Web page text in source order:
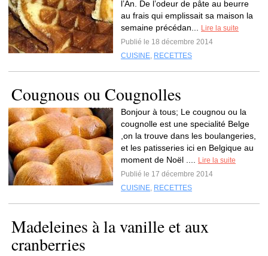
l’An. De l’odeur de pâte au beurre
au frais qui emplissait sa maison la
semaine précédan...
Lire la suite
Publié le 18 décembre 2014
CUISINE, RECETTES
Cougnous ou Cougnolles
Bonjour à tous; Le cougnou ou la
cougnolle est une specialité Belge
,on la trouve dans les boulangeries,
et les patisseries ici en Belgique au
moment de Noël ....
Lire la suite
Publié le 17 décembre 2014
CUISINE, RECETTES
Madeleines à la vanille et aux
cranberries